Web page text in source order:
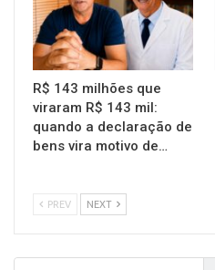
R$ 143 milhões que
viraram R$ 143 mil:
quando a declaração de
bens vira motivo de…
PREV NEXT